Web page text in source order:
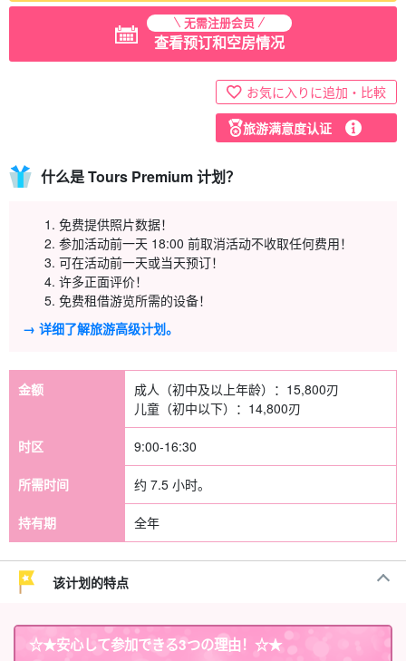
无需注册会员
查看预订和空房情况
お気に入りに追加・比較
旅游满意度认证
什么是 Tours Premium 计划？
免费提供照片数据！
参加活动前一天 18:00 前取消活动不收取任何费用！
可在活动前一天或当天预订！
许多正面评价！
免费租借游览所需的设备！
→ 详细了解旅游高级计划。
金额 成人（初中及以上年龄）： 15,800刃
儿童（初中以下）： 14,800刃
时区 9:00-16:30
所需时间 约 7.5 小时。
持有期 全年
该计划的特点
☆★安心して参加できる3つの理由！☆★